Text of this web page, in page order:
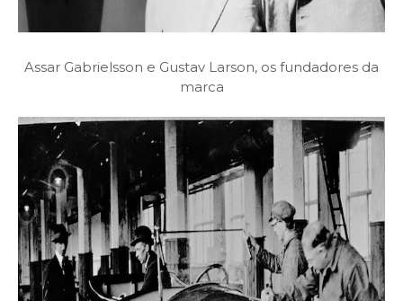
Assar Gabrielsson e Gustav Larson, os fundadores da
marca